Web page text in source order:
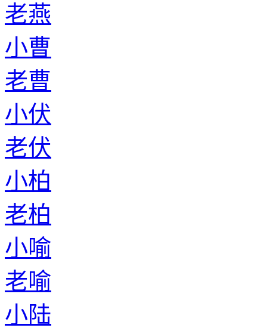
老燕
小曹
老曹
小伏
老伏
小柏
老柏
小喻
老喻
小陆